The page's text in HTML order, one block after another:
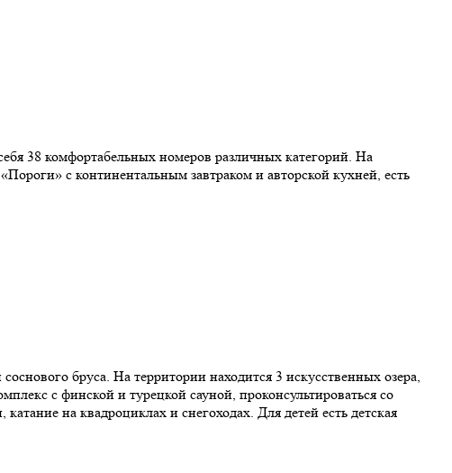
38 комфортабельных номеров различных категорий. На
с континентальным завтраком и авторской кухней, есть
бруса. На территории находится 3 искусственных озера,
с финской и турецкой сауной, проконсультироваться со
на квадроциклах и снегоходах. Для детей есть детская